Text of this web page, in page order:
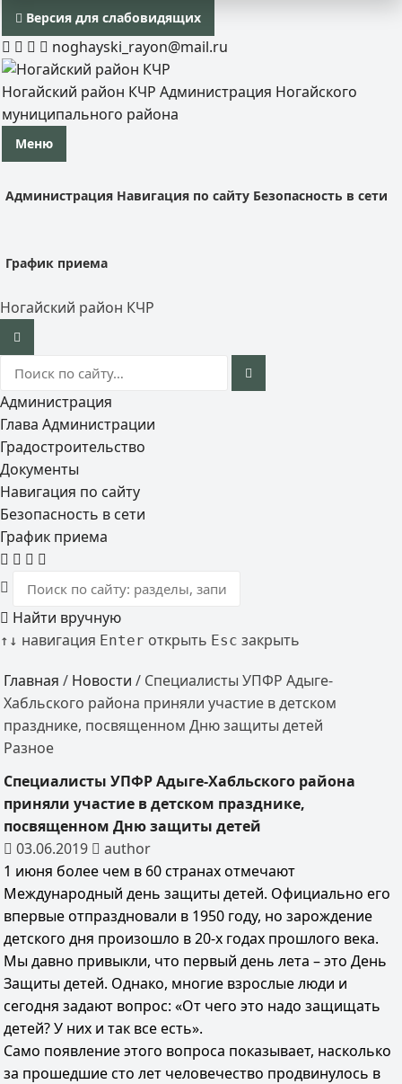
Версия для слабовидящих
noghayski_rayon@mail.ru
Ногайский район КЧР Администрация Ногайского
муниципального района
Меню
Администрация Навигация по сайту Безопасность в сети
График приема
Ногайский район КЧР
Администрация
Глава Администрации
Градостроительство
Документы
Навигация по сайту
Безопасность в сети
График приема
Найти вручную
↑ ↓ навигация Enter открыть Esc закрыть
Главная / Новости / Специалисты УПФР Адыге-
Хабльского района приняли участие в детском
празднике, посвященном Дню защиты детей
Разное
Специалисты УПФР Адыге-Хабльского района
приняли участие в детском празднике,
посвященном Дню защиты детей
03.06.2019
author
1 июня более чем в 60 странах отмечают
Международный день защиты детей. Официально его
впервые отпраздновали в 1950 году, но зарождение
детского дня произошло в 20-х годах прошлого века.
Мы давно привыкли, что первый день лета – это День
Защиты детей. Однако, многие взрослые люди и
сегодня задают вопрос: «От чего это надо защищать
детей? У них и так все есть».
Само появление этого вопроса показывает, насколько
за прошедшие сто лет человечество продвинулось в